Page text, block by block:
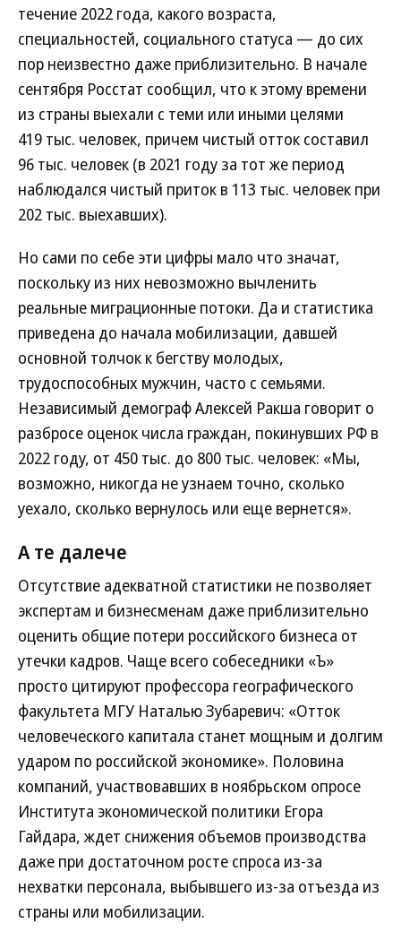
течение 2022 года, какого возраста,
специальностей, социального статуса — до сих
пор неизвестно даже приблизительно. В начале
сентября Росстат сообщил, что к этому времени
из страны выехали с теми или иными целями
419 тыс. человек, причем чистый отток составил
96 тыс. человек (в 2021 году за тот же период
наблюдался чистый приток в 113 тыс. человек при
202 тыс. выехавших).
Но сами по себе эти цифры мало что значат,
поскольку из них невозможно вычленить
реальные миграционные потоки. Да и статистика
приведена до начала мобилизации, давшей
основной толчок к бегству молодых,
трудоспособных мужчин, часто с семьями.
Независимый демограф Алексей Ракша говорит о
разбросе оценок числа граждан, покинувших РФ в
2022 году, от 450 тыс. до 800 тыс. человек: «Мы,
возможно, никогда не узнаем точно, сколько
уехало, сколько вернулось или еще вернется».
А те далече
Отсутствие адекватной статистики не позволяет
экспертам и бизнесменам даже приблизительно
оценить общие потери российского бизнеса от
утечки кадров. Чаще всего собеседники «Ъ»
просто цитируют профессора географического
факультета МГУ Наталью Зубаревич: «Отток
человеческого капитала станет мощным и долгим
ударом по российской экономике». Половина
компаний, участвовавших в ноябрьском опросе
Института экономической политики Егора
Гайдара, ждет снижения объемов производства
даже при достаточном росте спроса из-за
нехватки персонала, выбывшего из-за отъезда из
страны или мобилизации.